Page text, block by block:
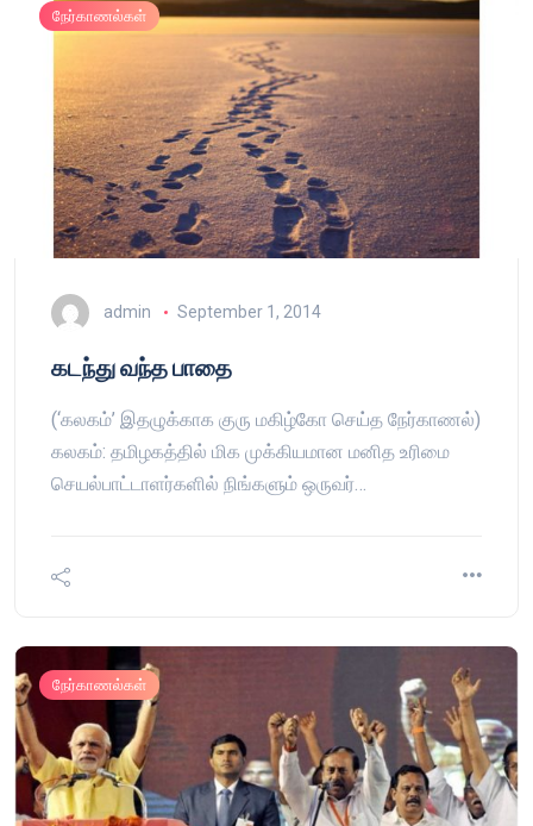
நேர்காணல்கள்
admin September 1, 2014
கடந்து வந்த பாதை
(‘கலகம்’ இதழுக்காக குரு மகிழ்கோ செய்த நேர்காணல்)
கலகம்: தமிழகத்தில் மிக முக்கியமான மனித உரிமை
செயல்பாட்டாளர்களில் நிங்களும் ஒருவர்…
நேர்காணல்கள்